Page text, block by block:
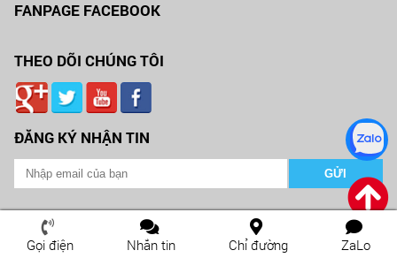
FANPAGE FACEBOOK
THEO DÕI CHÚNG TÔI
ĐĂNG KÝ NHẬN TIN
2026 Copyright © NỘI THẤT TẤM ỐP ĐỒNG NAIWeb Design by Nina.vn
Gọi điện Nhắn tin Chỉ đường ZaLo